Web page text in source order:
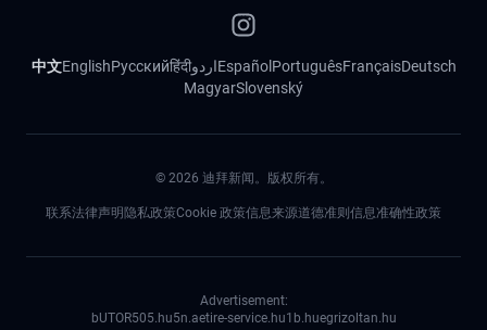
中文EnglishРусскийहिंदीاردوEspañol PortuguêsFrançaisDeutsch
MagyarSlovenský
© 2026 迪拜新闻。版权所有。
联系法律声明 隐私政策Cookie 政策信息来源道德准则 信息准确性政策
Advertisement:
bUTOR505.hu5n.aetire-service.hu1b.huegrizoltan.hu